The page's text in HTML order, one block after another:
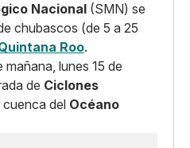
Nacional (SMN) se
chubascos (de 5 a 25
Roo.
lunes 15 de
de Ciclones
cuenca del Océano